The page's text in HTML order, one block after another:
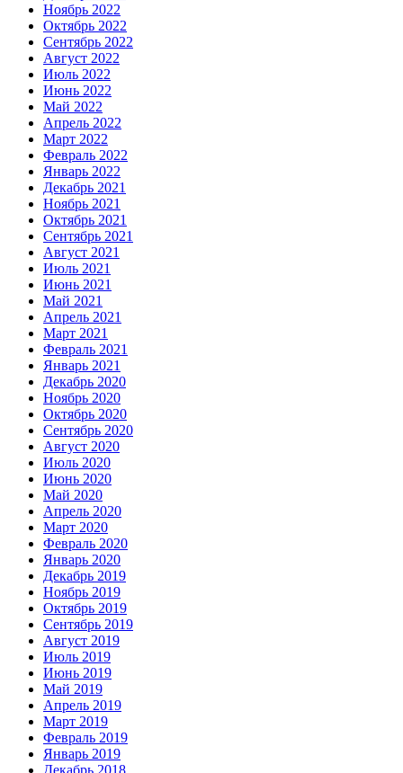
Ноябрь 2022
Октябрь 2022
Сентябрь 2022
Август 2022
Июль 2022
Июнь 2022
Май 2022
Апрель 2022
Март 2022
Февраль 2022
Январь 2022
Декабрь 2021
Ноябрь 2021
Октябрь 2021
Сентябрь 2021
Август 2021
Июль 2021
Июнь 2021
Май 2021
Апрель 2021
Март 2021
Февраль 2021
Январь 2021
Декабрь 2020
Ноябрь 2020
Октябрь 2020
Сентябрь 2020
Август 2020
Июль 2020
Июнь 2020
Май 2020
Апрель 2020
Март 2020
Февраль 2020
Январь 2020
Декабрь 2019
Ноябрь 2019
Октябрь 2019
Сентябрь 2019
Август 2019
Июль 2019
Июнь 2019
Май 2019
Апрель 2019
Март 2019
Февраль 2019
Январь 2019
Декабрь 2018